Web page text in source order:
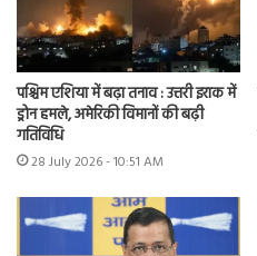
पश्चिम एशिया में बढ़ा तनाव : उत्तरी इराक में
ड्रोन हमले, अमेरिकी विमानों की बढ़ी
गतिविधि
28 July 2026 - 10:51 AM